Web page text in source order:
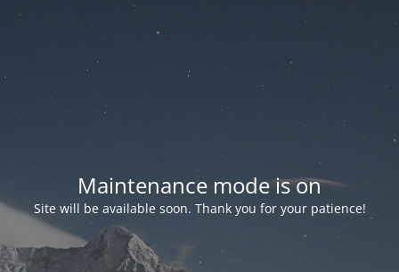
Maintenance mode is on
Site will be available soon. Thank you for your patience!